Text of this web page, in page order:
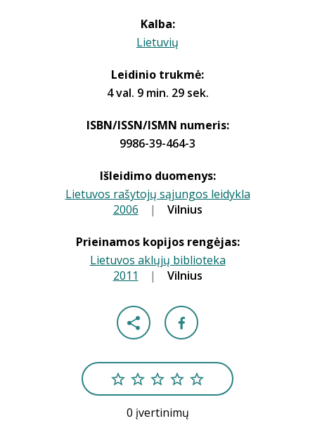
Kalba:
Lietuvių
Leidinio trukmė:
4 val. 9 min. 29 sek.
ISBN/ISSN/ISMN numeris:
9986-39-464-3
Išleidimo duomenys:
Lietuvos rašytojų sąjungos leidykla
2006 | Vilnius
Prieinamos kopijos rengėjas:
Lietuvos aklųjų biblioteka
2011 | Vilnius
0 įvertinimų